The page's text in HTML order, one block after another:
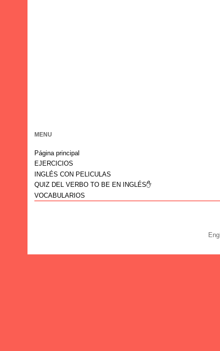
MENU
Página principal
EJERCICIOS
INGLÉS CON PELICULAS
QUIZ DEL VERBO TO BE EN INGLÉS✋
VOCABULARIOS